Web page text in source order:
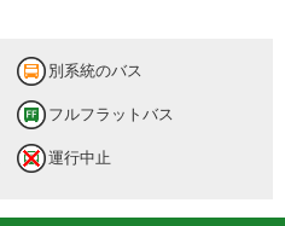
別系統のバス
フルフラットバス
運行中止